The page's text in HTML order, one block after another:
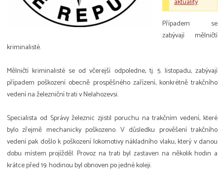
Případem se
zabývají mělničtí
kriminalisté.
Mělničtí kriminalisté se od včerejší odpoledne, tj. 5. listopadu, zabývají
případem poškození obecně prospěšného zařízení, konkrétně trakčního
vedení na železniční trati v Nelahozevsi.
Specialista od Správy železnic zjistil poruchu na trakčním vedení, které
bylo zřejmě mechanicky poškozeno. V důsledku prověšení trakčního
vedení pak došlo k poškození lokomotivy nákladního vlaku, který v danou
dobu místem projížděl. Provoz na trati byl zastaven na několik hodin a
krátce před 19. hodinou byl obnoven po jedné koleji.